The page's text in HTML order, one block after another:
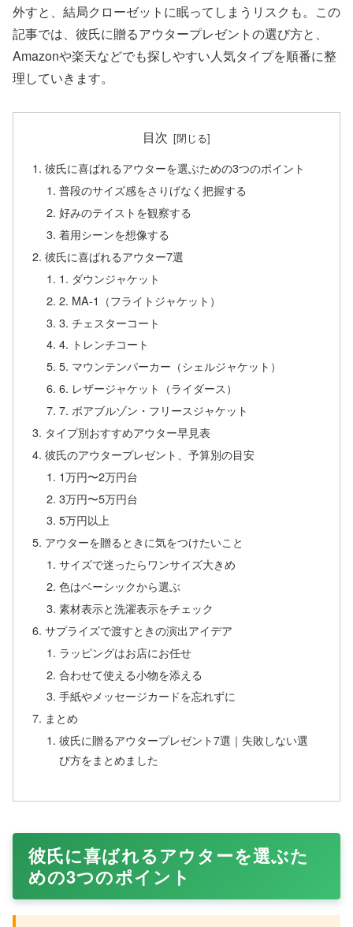
外すと、結局クローゼットに眠ってしまうリスクも。この
記事では、彼氏に贈るアウタープレゼントの選び方と、
Amazonや楽天などでも探しやすい人気タイプを順番に整
理していきます。
目次
彼氏に喜ばれるアウターを選ぶための3つのポイント
普段のサイズ感をさりげなく把握する
好みのテイストを観察する
着用シーンを想像する
彼氏に喜ばれるアウター7選
1. ダウンジャケット
2. MA-1（フライトジャケット）
3. チェスターコート
4. トレンチコート
5. マウンテンパーカー（シェルジャケット）
6. レザージャケット（ライダース）
7. ボアブルゾン・フリースジャケット
タイプ別おすすめアウター早見表
彼氏のアウタープレゼント、予算別の目安
1万円〜2万円台
3万円〜5万円台
5万円以上
アウターを贈るときに気をつけたいこと
サイズで迷ったらワンサイズ大きめ
色はベーシックから選ぶ
素材表示と洗濯表示をチェック
サプライズで渡すときの演出アイデア
ラッピングはお店にお任せ
合わせて使える小物を添える
手紙やメッセージカードを忘れずに
まとめ
彼氏に贈るアウタープレゼント7選｜失敗しない選
び方をまとめました
彼氏に喜ばれるアウターを選ぶた
めの3つのポイント